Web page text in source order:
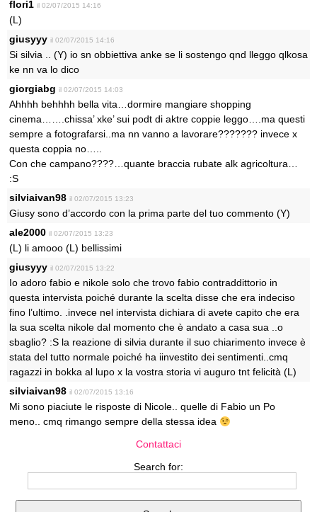
flori1 il 02/07/2015 14:16
(L)
giusyyy il 02/07/2015 14:16
Si silvia .. (Y) io sn obbiettiva anke se li sostengo qnd lleggo qlkosa
ke nn va lo dico
giorgiabg il 02/07/2015 14:03
Ahhhh behhhh bella vita…dormire mangiare shopping
cinema…….chissa’ xke’ sui podt di aktre coppie leggo….ma questi
sempre a fotografarsi..ma nn vanno a lavorare??????? invece x
questa coppia no…..
Con che campano????…quante braccia rubate alk agricoltura…
:S
silviaivan98 il 02/07/2015 13:23
Giusy sono d’accordo con la prima parte del tuo commento (Y)
ale2000 il 02/07/2015 13:23
(L) li amooo (L) bellissimi
giusyyy il 02/07/2015 13:22
Io adoro fabio e nikole solo che trovo fabio contraddittorio in
questa intervista poiché durante la scelta disse che era indeciso
fino l’ultimo. .invece nel intervista dichiara di avete capito che era
la sua scelta nikole dal momento che è andato a casa sua ..o
sbaglio? :S la reazione di silvia durante il suo chiarimento invece è
stata del tutto normale poiché ha iinvestito dei sentimenti..cmq
ragazzi in bokka al lupo x la vostra storia vi auguro tnt felicità (L)
silviaivan98 il 02/07/2015 13:16
Mi sono piaciute le risposte di Nicole.. quelle di Fabio un Po
meno.. cmq rimango sempre della stessa idea
Contattaci
Search for: